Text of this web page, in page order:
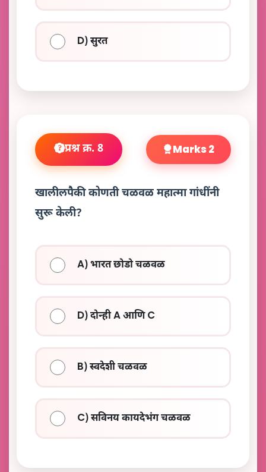
D) सुरत
प्रश्न क्र. 8 Marks 2
खालीलपैकी कोणती चळवळ महात्मा गांधींनी
सुरू केली?
A) भारत छोडो चळवळ
D) दोन्ही A आणि C
B) स्वदेशी चळवळ
C) सविनय कायदेभंग चळवळ